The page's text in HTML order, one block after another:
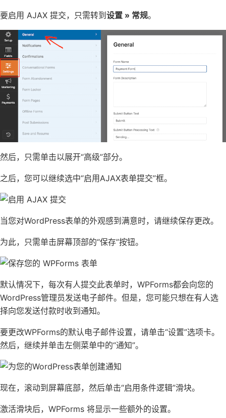
要启用 AJAX 提交，只需转到 设置 » 常规。
然后，只需单击以展开“高级”部分。
之后，您可以继续选中“启用AJAX表单提交”框。
当您对WordPress表单的外观感到满意时，请继续保存更改。
为此，只需单击屏幕顶部的“保存”按钮。
默认情况下，每次有人提交此表单时，WPForms都会向您的
WordPress管理员发送电子邮件。但是，您可能只想在有人选
择向您发送付款时收到通知。
要更改WPForms的默认电子邮件设置，请单击“设置”选项卡。
然后，继续并单击左侧菜单中的“通知”。
现在，滚动到屏幕底部，然后单击“启用条件逻辑”滑块。
激活滑块后，WPForms 将显示一些额外的设置。